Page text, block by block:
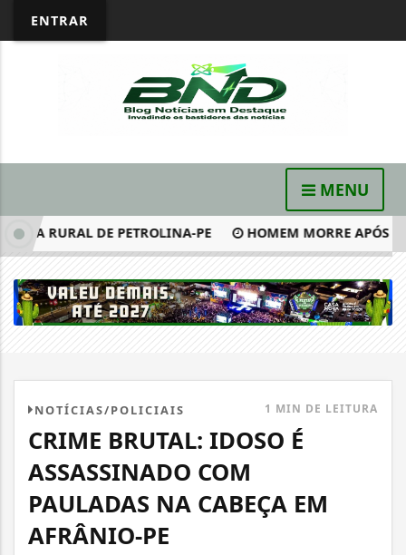
ENTRAR
MENU
RURAL DE PETROLINA-PE HOMEM MORRE APÓS
NOTÍCIAS/POLICIAIS 1 MIN DE LEITURA
CRIME BRUTAL: IDOSO É
ASSASSINADO COM
PAULADAS NA CABEÇA EM
AFRÂNIO-PE